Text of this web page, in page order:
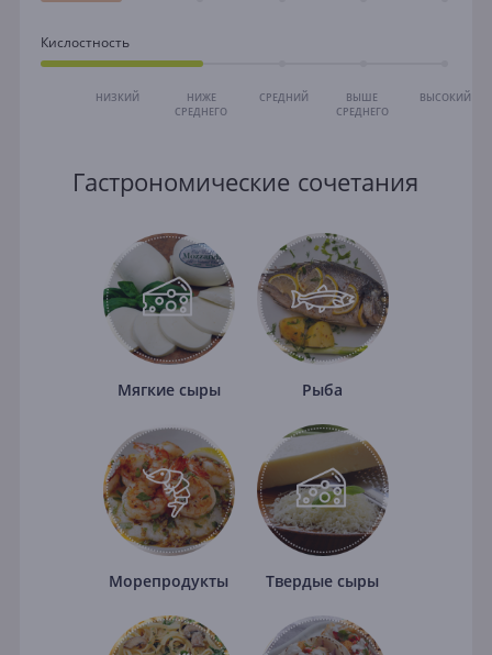
Кислостность
НИЗКИЙ
НИЖЕ
СРЕДНЕГО
СРЕДНИЙ
ВЫШЕ
СРЕДНЕГО
ВЫСОКИЙ
Гастрономические сочетания
Мягкие сыры Рыба
Морепродукты Твердые сыры